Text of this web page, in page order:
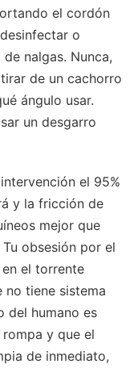
el cordón
o
nalgas. Nunca,
de un cachorro
ángulo usar.
un desgarro
el 95%
y la fricción de
mejor que
obsesión por el
el torrente
no tiene sistema
del humano es
y que el
de inmediato,